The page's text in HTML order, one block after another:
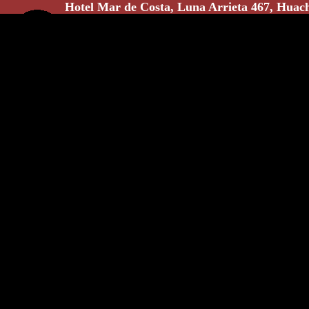
Hotel Mar de Costa, Luna Arrieta 467,